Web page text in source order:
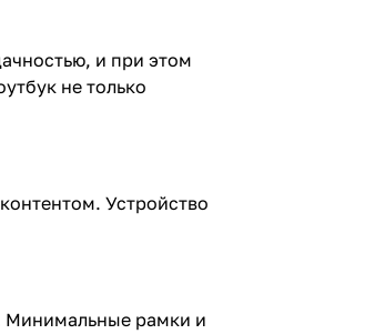
и при этом
не только
Устройство
Минимальные рамки и